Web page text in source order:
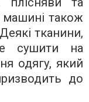
машині також
тканини,
сушити на
одягу, який
до